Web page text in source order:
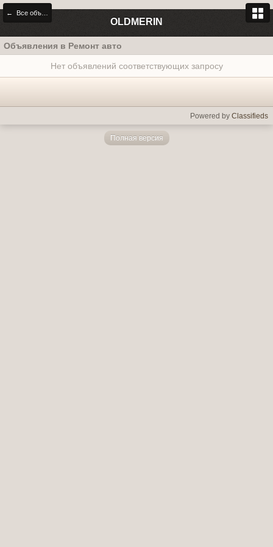
OLDMERIN
Объявления в Ремонт авто
Нет объявлений соответствующих запросу
Powered by Classifieds
Полная версия